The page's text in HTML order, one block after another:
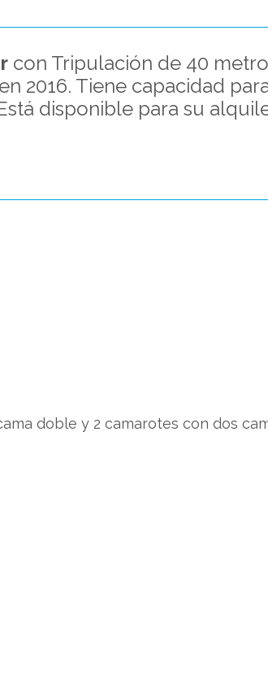
con Tripulación de 40
2016. Tiene capacidad
disponible para su
doble y 2 camarotes con dos